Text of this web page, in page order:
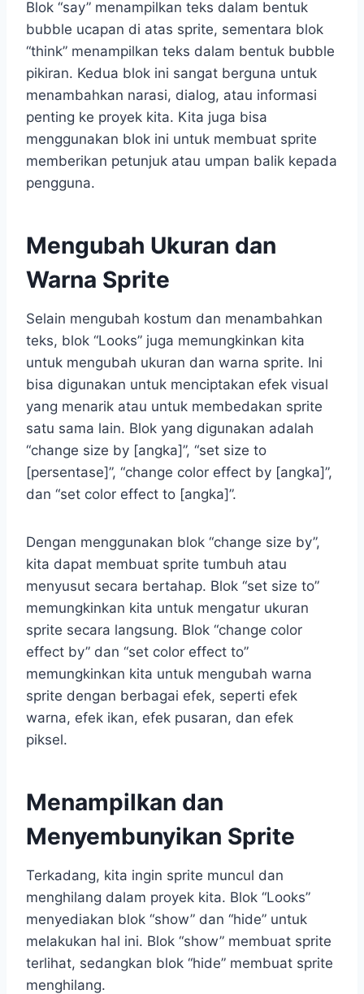
Blok “say” menampilkan teks dalam bentuk
bubble ucapan di atas sprite, sementara blok
“think” menampilkan teks dalam bentuk bubble
pikiran. Kedua blok ini sangat berguna untuk
menambahkan narasi, dialog, atau informasi
penting ke proyek kita. Kita juga bisa
menggunakan blok ini untuk membuat sprite
memberikan petunjuk atau umpan balik kepada
pengguna.
Mengubah Ukuran dan
Warna Sprite
Selain mengubah kostum dan menambahkan
teks, blok “Looks” juga memungkinkan kita
untuk mengubah ukuran dan warna sprite. Ini
bisa digunakan untuk menciptakan efek visual
yang menarik atau untuk membedakan sprite
satu sama lain. Blok yang digunakan adalah
“change size by [angka]”, “set size to
[persentase]”, “change color effect by [angka]”,
dan “set color effect to [angka]”.
Dengan menggunakan blok “change size by”,
kita dapat membuat sprite tumbuh atau
menyusut secara bertahap. Blok “set size to”
memungkinkan kita untuk mengatur ukuran
sprite secara langsung. Blok “change color
effect by” dan “set color effect to”
memungkinkan kita untuk mengubah warna
sprite dengan berbagai efek, seperti efek
warna, efek ikan, efek pusaran, dan efek
piksel.
Menampilkan dan
Menyembunyikan Sprite
Terkadang, kita ingin sprite muncul dan
menghilang dalam proyek kita. Blok “Looks”
menyediakan blok “show” dan “hide” untuk
melakukan hal ini. Blok “show” membuat sprite
terlihat, sedangkan blok “hide” membuat sprite
menghilang.